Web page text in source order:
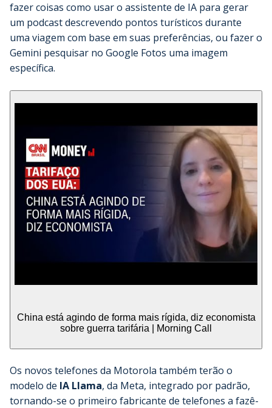
fazer coisas como usar o assistente de IA para gerar
um podcast descrevendo pontos turísticos durante
uma viagem com base em suas preferências, ou fazer o
Gemini pesquisar no Google Fotos uma imagem
específica.
China está agindo de forma mais rígida, diz economista
sobre guerra tarifária | Morning Call
Os novos telefones da Motorola também terão o
modelo de IA Llama, da Meta, integrado por padrão,
tornando-se o primeiro fabricante de telefones a fazê-